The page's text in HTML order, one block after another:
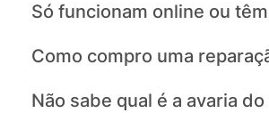
Só funcionam online ou
Como compro uma
Não sabe qual é a avaria do